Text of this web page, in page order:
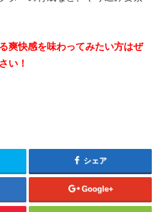
爽快感を味わってみたい方はぜ
い！
シェア
Google+